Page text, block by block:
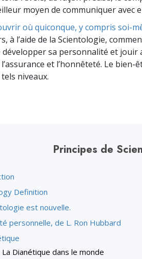
moyen de communiquer avec
où quiconque, y compris soi-
à l’aide de la Scientologie,
développer sa personnalité et jouir
et l’honnêteté. Le
tels niveaux.
Principes de
Definition
est nouvelle.
personnelle, de L. Ron Hubbard
La Dianétique dans le monde